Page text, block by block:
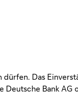
Das
Deutsche Bank